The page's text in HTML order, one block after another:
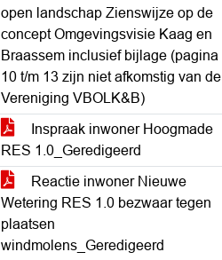
open landschap Zienswijze op de
concept Omgevingsvisie Kaag en
Braassem inclusief bijlage (pagina
10 t/m 13 zijn niet afkomstig van de
Vereniging VBOLK&B)
Inspraak inwoner Hoogmade
RES 1.0_Geredigeerd
Reactie inwoner Nieuwe
Wetering RES 1.0 bezwaar tegen
plaatsen
windmolens_Geredigeerd